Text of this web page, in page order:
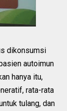
dikonsumsi
autoimun
hanya itu,
rata-rata
tulang, dan